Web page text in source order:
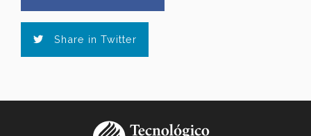
Share in Twitter